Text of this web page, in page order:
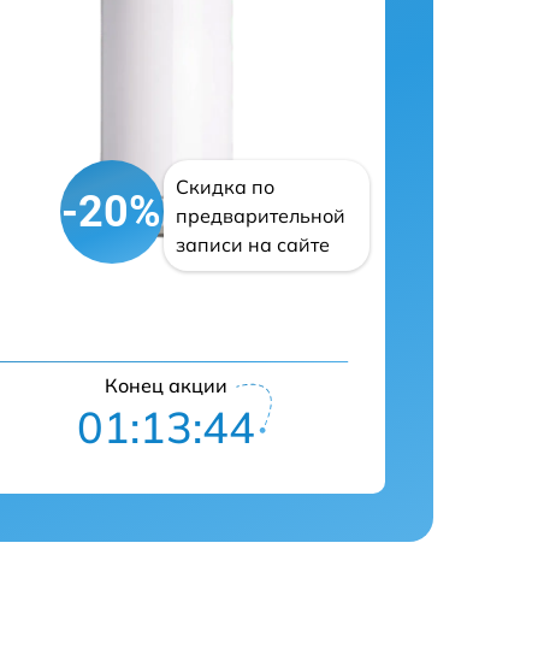
-20%
Скидка по
предварительной
записи на сайте
Конец акции
01:13:43